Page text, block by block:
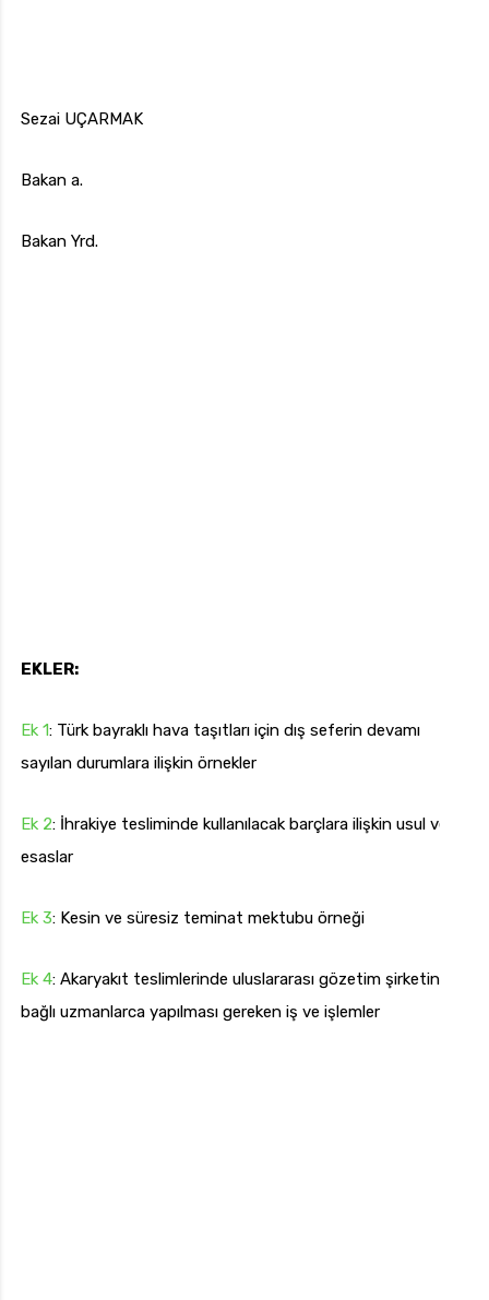
Sezai UÇARMAK
Bakan a.
Bakan Yrd.
EKLER:
Ek 1: Türk bayraklı hava taşıtları için dış seferin devamı
sayılan durumlara ilişkin örnekler
Ek 2: İhrakiye tesliminde kullanılacak barçlara ilişkin usul ve
esaslar
Ek 3: Kesin ve süresiz teminat mektubu örneği
Ek 4: Akaryakıt teslimlerinde uluslararası gözetim şirketine
bağlı uzmanlarca yapılması gereken iş ve işlemler